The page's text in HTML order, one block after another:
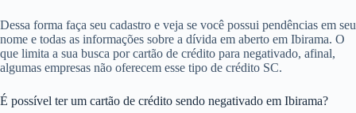
Dessa forma faça seu cadastro e veja se você possui pendências em seu
nome e todas as informações sobre a dívida em aberto em Ibirama. O
que limita a sua busca por cartão de crédito para negativado, afinal,
algumas empresas não oferecem esse tipo de crédito SC.
É possível ter um cartão de crédito sendo negativado em Ibirama?